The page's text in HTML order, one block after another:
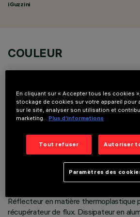
iGuzzini
COULEUR
DONNÉES TECHNIQUES
DERNIÈRE MISE À JOUR: 05/08/2026
Appareil rond fixe prévu pour l'utilisation
Réflecteur en matière thermoplastique
récupérateur de flux. Dissipateur en
En cliquant sur « Accepter tous les cookies
stockage de cookies sur votre appareil pour
sur le site, analyser son utilisation et
marketing.
Plus d’informations
Tout refuser Autoriser
Paramètres des